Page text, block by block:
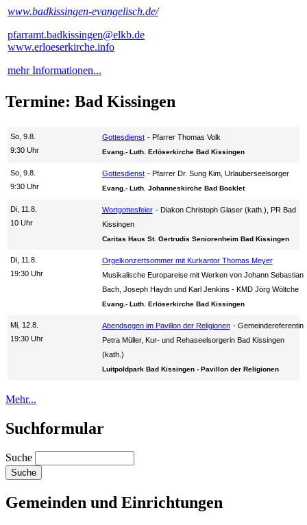
www.badkissingen-evangelisch.de/
pfarramt.badkissingen@elkb.de
www.erloeserkirche.info
mehr Informationen...
Termine: Bad Kissingen
So, 9.8.
9:30 Uhr
Gottesdienst Pfarrer Thomas Volk
Evang.- Luth. Erlöserkirche Bad Kissingen
So, 9.8.
9:30 Uhr
Gottesdienst Pfarrer Dr. Sung Kim, Urlauberseelsorger
Evang.- Luth. Johanneskirche Bad Bocklet
Di, 11.8.
10 Uhr
Wortgottesfeier
Diakon Christoph Glaser (kath.), PR Bad
Kissingen
Caritas Haus St. Gertrudis Seniorenheim Bad Kissingen
Di, 11.8.
19:30 Uhr
Orgelkonzertsommer mit Kurkantor Thomas Meyer
Musikalische Europareise mit Werken von Johann Sebastian
Bach, Joseph Haydn und Karl Jenkins
KMD Jörg Wöltche
Evang.- Luth. Erlöserkirche Bad Kissingen
Mi, 12.8.
19:30 Uhr
Abendsegen im Pavillon der Religionen
Gemeindereferentin
Petra Müller, Kur- und Rehaseelsorgerin Bad Kissingen
(kath.)
Luitpoldpark Bad Kissingen - Pavillon der Religionen
Mehr...
Suchformular
Suche
Gemeinden und Einrichtungen